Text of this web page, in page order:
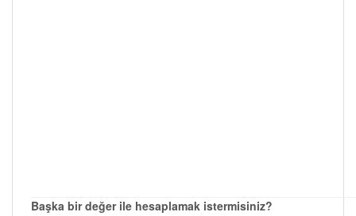
Başka bir değer ile hesaplamak istermisiniz?